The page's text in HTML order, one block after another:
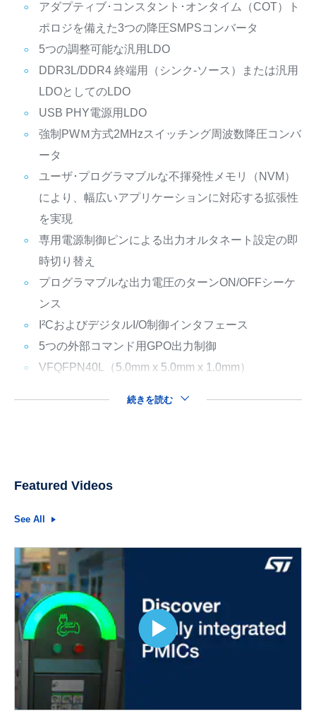
アダプティブ･コンスタント･オンタイム（COT）ト
ポロジを備えた3つの降圧SMPSコンバータ
5つの調整可能な汎用LDO
DDR3L/DDR4 終端用（シンク-ソース）または汎用
LDOとしてのLDO
USB PHY電源用LDO
強制PWＭ方式2MHzスイッチング周波数降圧コンバ
ータ
ユーザ･プログラマブルな不揮発性メモリ（NVM）
により、幅広いアプリケーションに対応する拡張性
を実現
専用電源制御ピンによる出力オルタネート設定の即
時切り替え
プログラマブルな出力電圧のターンON/OFFシーケ
ンス
I²CおよびデジタルI/O制御インタフェース
5つの外部コマンド用GPO出力制御
VFQFPN40L（5.0mm x 5.0mm x 1.0mm）
続きを読む
Featured Videos
See All